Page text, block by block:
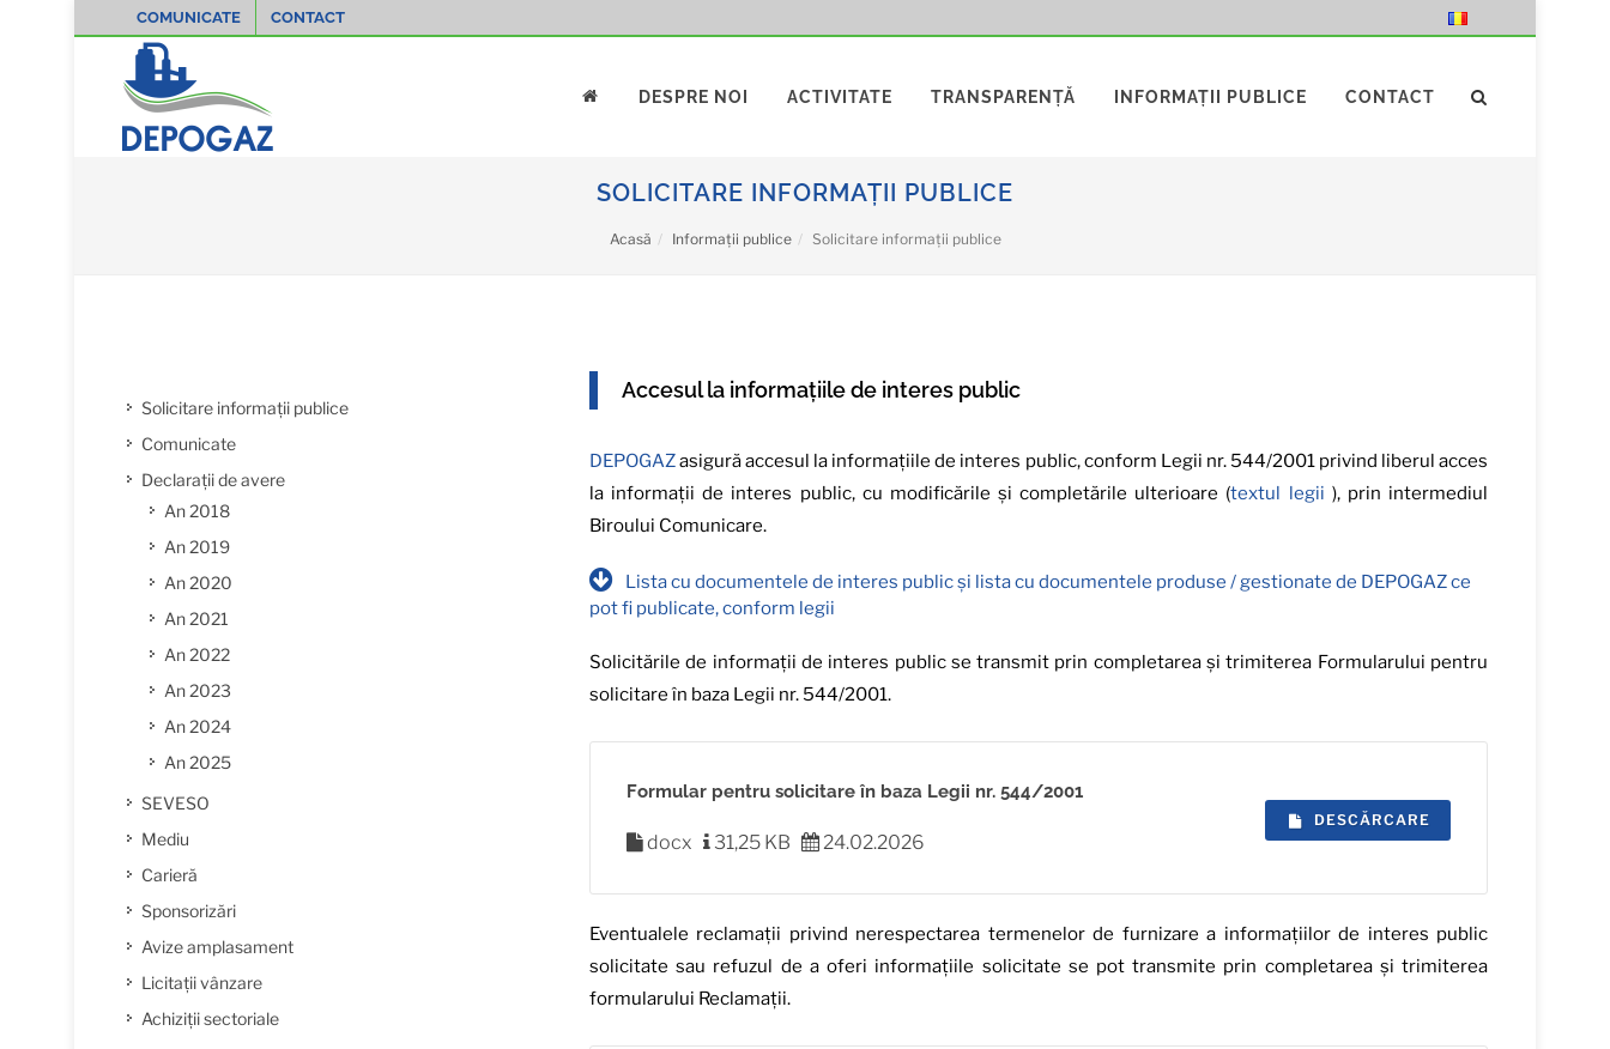
COMUNICATE CONTACT
DESPRE NOI ACTIVITATE TRANSPARENȚĂ INFORMAȚII PUBLICE CONTACT
SOLICITARE INFORMAȚII PUBLICE
Acasă Informații publice Solicitare informații publice
Solicitare informații publice
Comunicate
Declarații de avere
An 2018
An 2019
An 2020
An 2021
An 2022
An 2023
An 2024
An 2025
SEVESO
Mediu
Carieră
Sponsorizări
Avize amplasament
Licitații vânzare
Achiziții sectoriale
Accesul la informațiile de interes public
DEPOGAZasigură accesul la informațiile de interes public, conform Legii nr. 544/2001 privind liberul acces
la informaţii de interes public, cu modificările şi completările ulterioare (textul legii ), prin intermediul
Biroului Comunicare.
Lista cu documentele de interes public și lista cu documentele produse / gestionate de DEPOGAZ ce
pot fi publicate, conform legii
Solicitările de informații de interes public se transmit prin completarea și trimiterea Formularului pentru
solicitare în baza Legii nr. 544/2001.
Formular pentru solicitare în baza Legii nr. 544/2001
docx 31,25 KB 24.02.2026
DESCĂRCARE
Eventualele reclamații privind nerespectarea termenelor de furnizare a informațiilor de interes public
solicitate sau refuzul de a oferi informațiile solicitate se pot transmite prin completarea și trimiterea
formularului Reclamații.